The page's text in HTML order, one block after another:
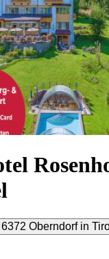
6372 Oberndorf in